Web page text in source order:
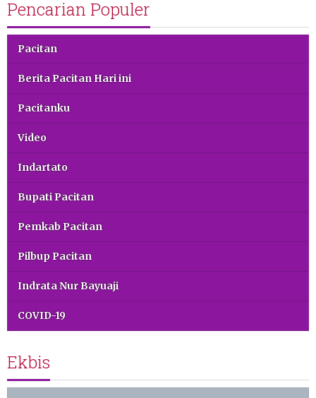
Pencarian Populer
Pacitan
Berita Pacitan Hari ini
Pacitanku
Video
Indartato
Bupati Pacitan
Pemkab Pacitan
Pilbup Pacitan
Indrata Nur Bayuaji
COVID-19
Ekbis